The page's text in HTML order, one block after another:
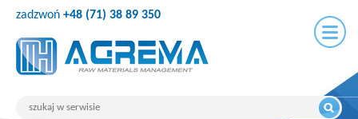
zadzwoń +48 (71) 38 89 350